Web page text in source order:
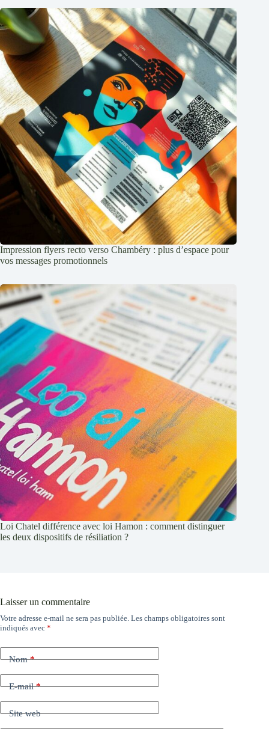
Impression flyers recto verso Chambéry : plus d’espace pour
vos messages promotionnels
Loi Chatel différence avec loi Hamon : comment distinguer
les deux dispositifs de résiliation ?
Laisser un commentaire
Votre adresse e-mail ne sera pas publiée. Les champs obligatoires sont
indiqués avec *
Nom*
E-mail*
Site web